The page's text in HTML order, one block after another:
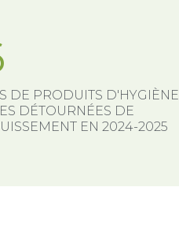
DE PRODUITS D'HYGIÈNE
DÉTOURNÉES DE
EN 2024-2025